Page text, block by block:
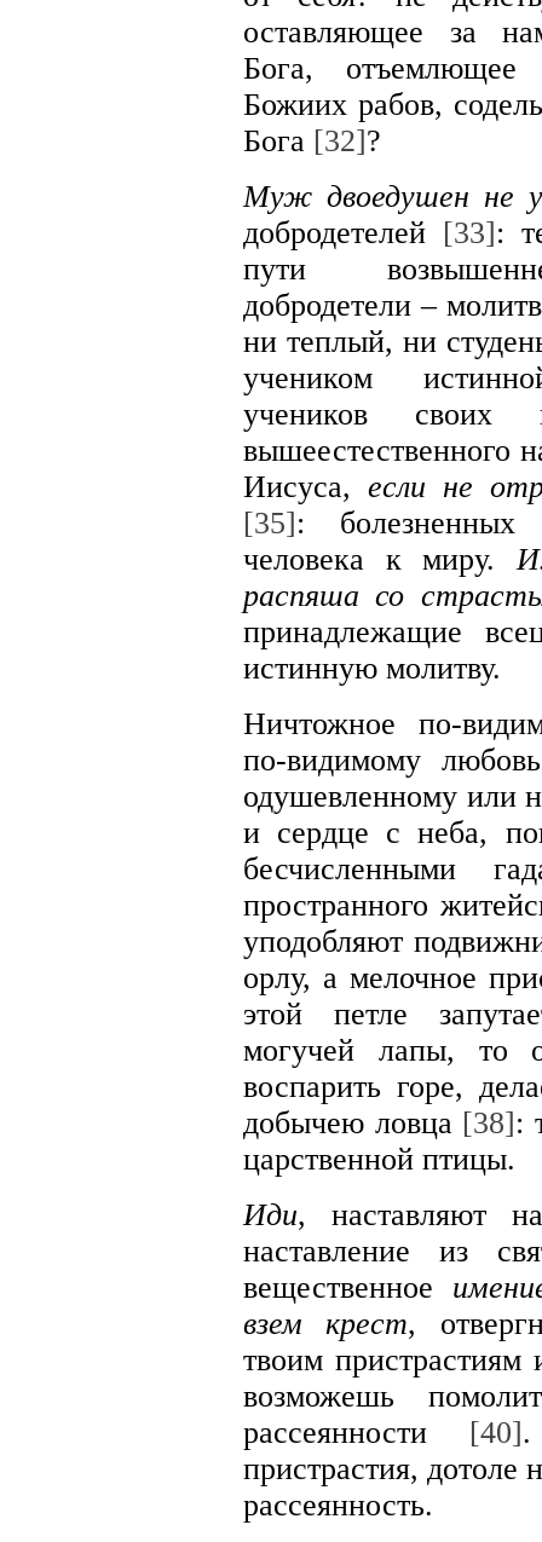
оставляющее за
Бога, отъемлющее
Божиих рабов,
Бога [32]?
Муж двоедушен не
добродетелей [33]:
пути
добродетели –
ни теплый, ни
учеником
учеников
вышеестественного
Иисуса, если не
[35]: болезненных
человека к миру.
распяша со
принадлежащие
истинную молитву.
Ничтожное по-
по-видимому
одушевленному или
и сердце с неба,
бесчисленными
пространного
уподобляют
орлу, а мелочное
этой петле
могучей лапы, то
воспарить горе,
добычею ловца [38]:
царственной птицы.
Иди, наставляют
наставление из
вещественное
взем крест,
твоим
возможешь
рассеянности [40].
пристрастия,
рассеянность.